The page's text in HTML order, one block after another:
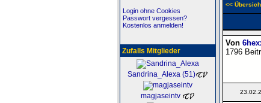
Login ohne Cookies
Passwort vergessen?
Kostenlos anmelden!
Zufalls Mitglieder
Sandrina_Alexa (51)
magjaseintv
<<
Von
1796